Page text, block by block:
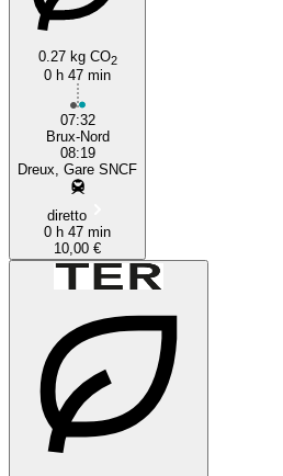
Dreux
0.27 kg CO2
0 h 47 min
07:32
Brux-Nord
08:19
Dreux, Gare SNCF
diretto
0 h 47 min
10,00 €